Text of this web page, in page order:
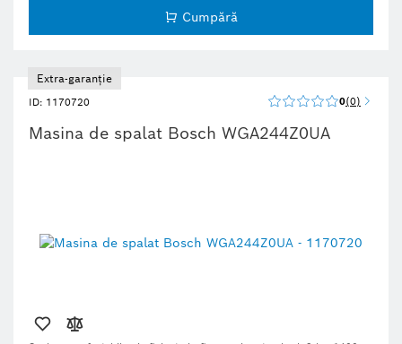
Cumpără
Extra-garanție
ID: 1170720 0 0
Masina de spalat Bosch WGA244Z0UA